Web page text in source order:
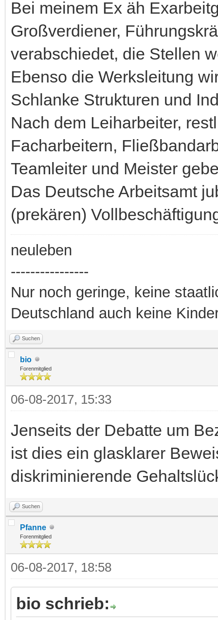
Bei meinem Ex äh
Großverdiener,
verabschiedet, die Stellen
Ebenso die Werksleitung
Schlanke Strukturen und
Nach dem Leiharbeiter,
Facharbeitern,
Teamleiter und Meister
Das Deutsche Arbeitsamt
(prekären)
neuleben
----------------
Nur noch geringe, keine
Deutschland auch keine
Suchen
bio
Forenmitglied
06-08-2017, 15:33
Jenseits der Debatte um
ist dies ein glasklarer
diskriminierende
Suchen
Pfanne
Forenmitglied
06-08-2017, 18:58
bio schrieb: